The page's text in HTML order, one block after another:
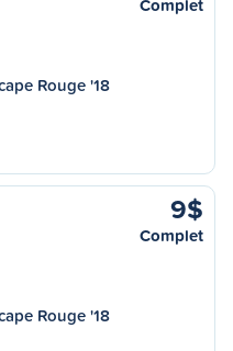
Complet
Rouge '18
9$
Complet
Rouge '18